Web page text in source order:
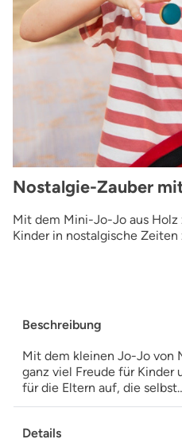
Nostalgie-Zauber
Mit dem Mini-Jo-Jo aus
Kinder in nostalgische Zeiten
Beschreibung
Mit dem kleinen Jo-Jo von
ganz viel Freude für
für die Eltern auf, die
Details